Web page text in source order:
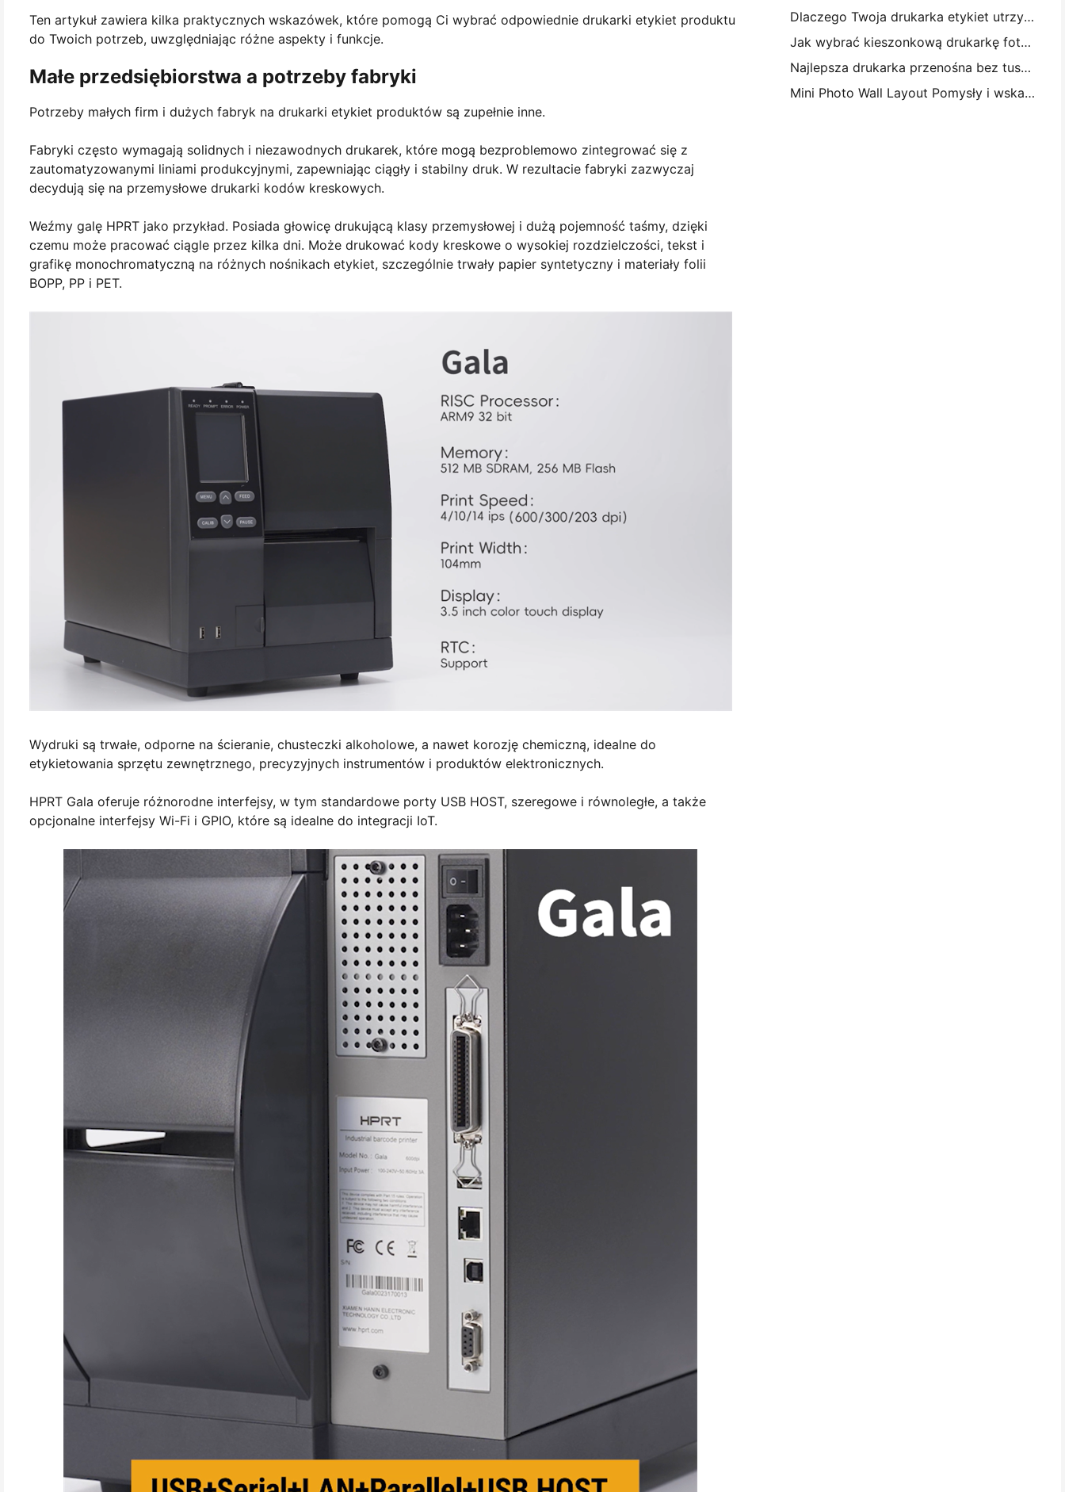
Ten artykuł zawiera kilka praktycznych wskazówek, które pomogą Ci wybrać odpowiednie drukarki etykiet produktu
do Twoich potrzeb, uwzględniając różne aspekty i funkcje.
Małe przedsiębiorstwa a potrzeby fabryki
Potrzeby małych firm i dużych fabryk na drukarki etykiet produktów są zupełnie inne.
Fabryki często wymagają solidnych i niezawodnych drukarek, które mogą bezproblemowo zintegrować się z
zautomatyzowanymi liniami produkcyjnymi, zapewniając ciągły i stabilny druk. W rezultacie fabryki zazwyczaj
decydują się na przemysłowe drukarki kodów kreskowych.
Weźmy galę HPRT jako przykład. Posiada głowicę drukującą klasy przemysłowej i dużą pojemność taśmy, dzięki
czemu może pracować ciągle przez kilka dni. Może drukować kody kreskowe o wysokiej rozdzielczości, tekst i
grafikę monochromatyczną na różnych nośnikach etykiet, szczególnie trwały papier syntetyczny i materiały folii
BOPP, PP i PET.
Wydruki są trwałe, odporne na ścieranie, chusteczki alkoholowe, a nawet korozję chemiczną, idealne do
etykietowania sprzętu zewnętrznego, precyzyjnych instrumentów i produktów elektronicznych.
HPRT Gala oferuje różnorodne interfejsy, w tym standardowe porty USB HOST, szeregowe i równoległe, a także
opcjonalne interfejsy Wi-Fi i GPIO, które są idealne do integracji IoT.
Dlaczego Twoja drukarka etykiet utrzymuje blokowanie?
Jak wybrać kieszonkową drukarkę fotograficzną: Kompletny przewodnik dla użytkowników dziennikarstwa, podróży i iPhone'a
Najlepsza drukarka przenośna bez tuszu do podróży, szkoły i pracy mobilnej: Hanin MT620 Pro Review
Mini Photo Wall Layout Pomysły i wskazówki na dekorację sypialni i dormitorium